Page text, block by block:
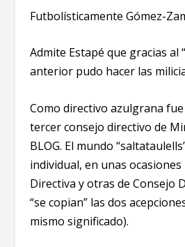
Futbolísticamente Gómez-
Admite Estapé que gracias al
anterior pudo hacer las
Como directivo azulgrana
tercer consejo directivo de
BLOG. El mundo
individual, en unas
Directiva y otras de Consejo
“se copian” las dos
mismo significado).